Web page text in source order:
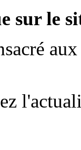
sur le